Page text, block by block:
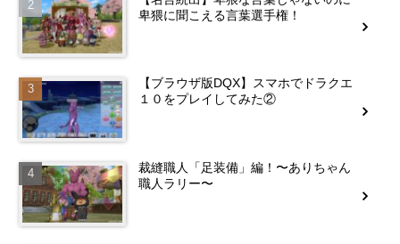
卑猥に聞こえる言葉選手権！
【ブラウザ版DQX】スマホでドラクエ
１０をプレイしてみた②
裁縫職人「足装備」編！〜ありちゃん
職人ラリー〜